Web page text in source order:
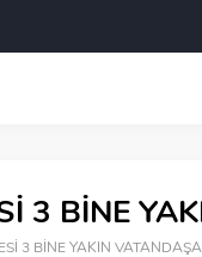
3 BİNE
3 BİNE YAKIN